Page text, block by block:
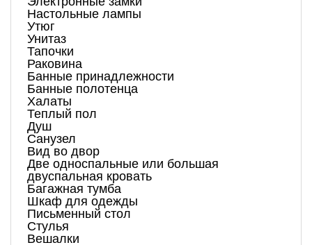
Настольные лампы
Утюг
Унитаз
Тапочки
Раковина
Банные принадлежности
Банные полотенца
Халаты
Теплый пол
Душ
Санузел
Вид во двор
Две односпальные или большая
двуспальная кровать
Багажная тумба
Шкаф для одежды
Письменный стол
Стулья
Вешалки